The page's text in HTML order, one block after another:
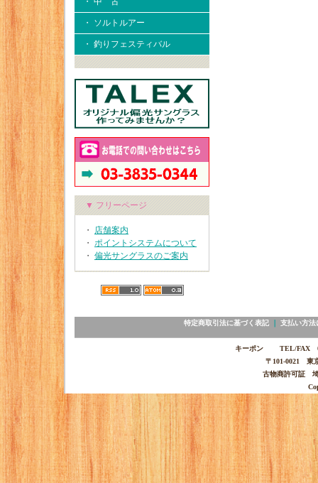
・ ソルトルアー
・ 釣りフェスティバル
▼ フリーページ
・ 店舗案内
・ ポイントシステムについて
・ 偏光サングラスのご案内
特定商取引法に基づく表記｜ 支払い方法
キーポン TEL/FAX
〒101-0021 東
古物商許可証